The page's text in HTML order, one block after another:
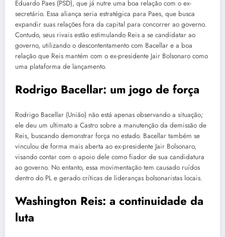
Eduardo Paes (PSD), que já nutre uma boa relação com o ex-
secretário. Essa aliança seria estratégica para Paes, que busca
expandir suas relações fora da capital para concorrer ao governo.
Contudo, seus rivais estão estimulando Reis a se candidatar ao
governo, utilizando o descontentamento com Bacellar e a boa
relação que Reis mantém com o ex-presidente Jair Bolsonaro como
uma plataforma de lançamento.
Rodrigo Bacellar: um jogo de força
Rodrigo Bacellar (União) não está apenas observando a situação;
ele deu um ultimato a Castro sobre a manutenção da demissão de
Reis, buscando demonstrar força no estado. Bacellar também se
vinculou de forma mais aberta ao ex-presidente Jair Bolsonaro,
visando contar com o apoio dele como fiador de sua candidatura
ao governo. No entanto, essa movimentação tem causado ruídos
dentro do PL e gerado críticas de lideranças bolsonaristas locais.
Washington Reis: a continuidade da
luta